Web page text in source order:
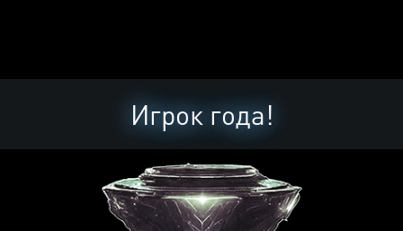
Игрок года!